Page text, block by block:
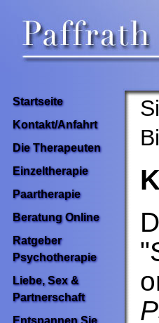
Startseite
Kontakt/Anfahrt
Die Therapeuten
Einzeltherapie
Paartherapie
Beratung Online
Ratgeber
Psychotherapie
Liebe, Sex &
Partnerschaft
Entspannen Sie